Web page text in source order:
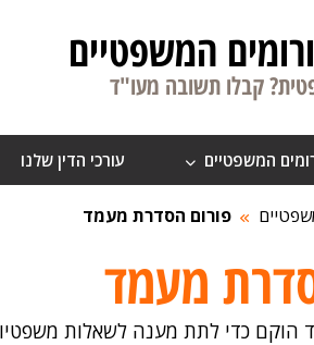
המשפטיים
קבלו תשובה מעו"ד
המשפטיים עורכי הדין שלנו
פורום הסדרת מעמד
מעמד
הוקם כדי לתת מענה לשאלות